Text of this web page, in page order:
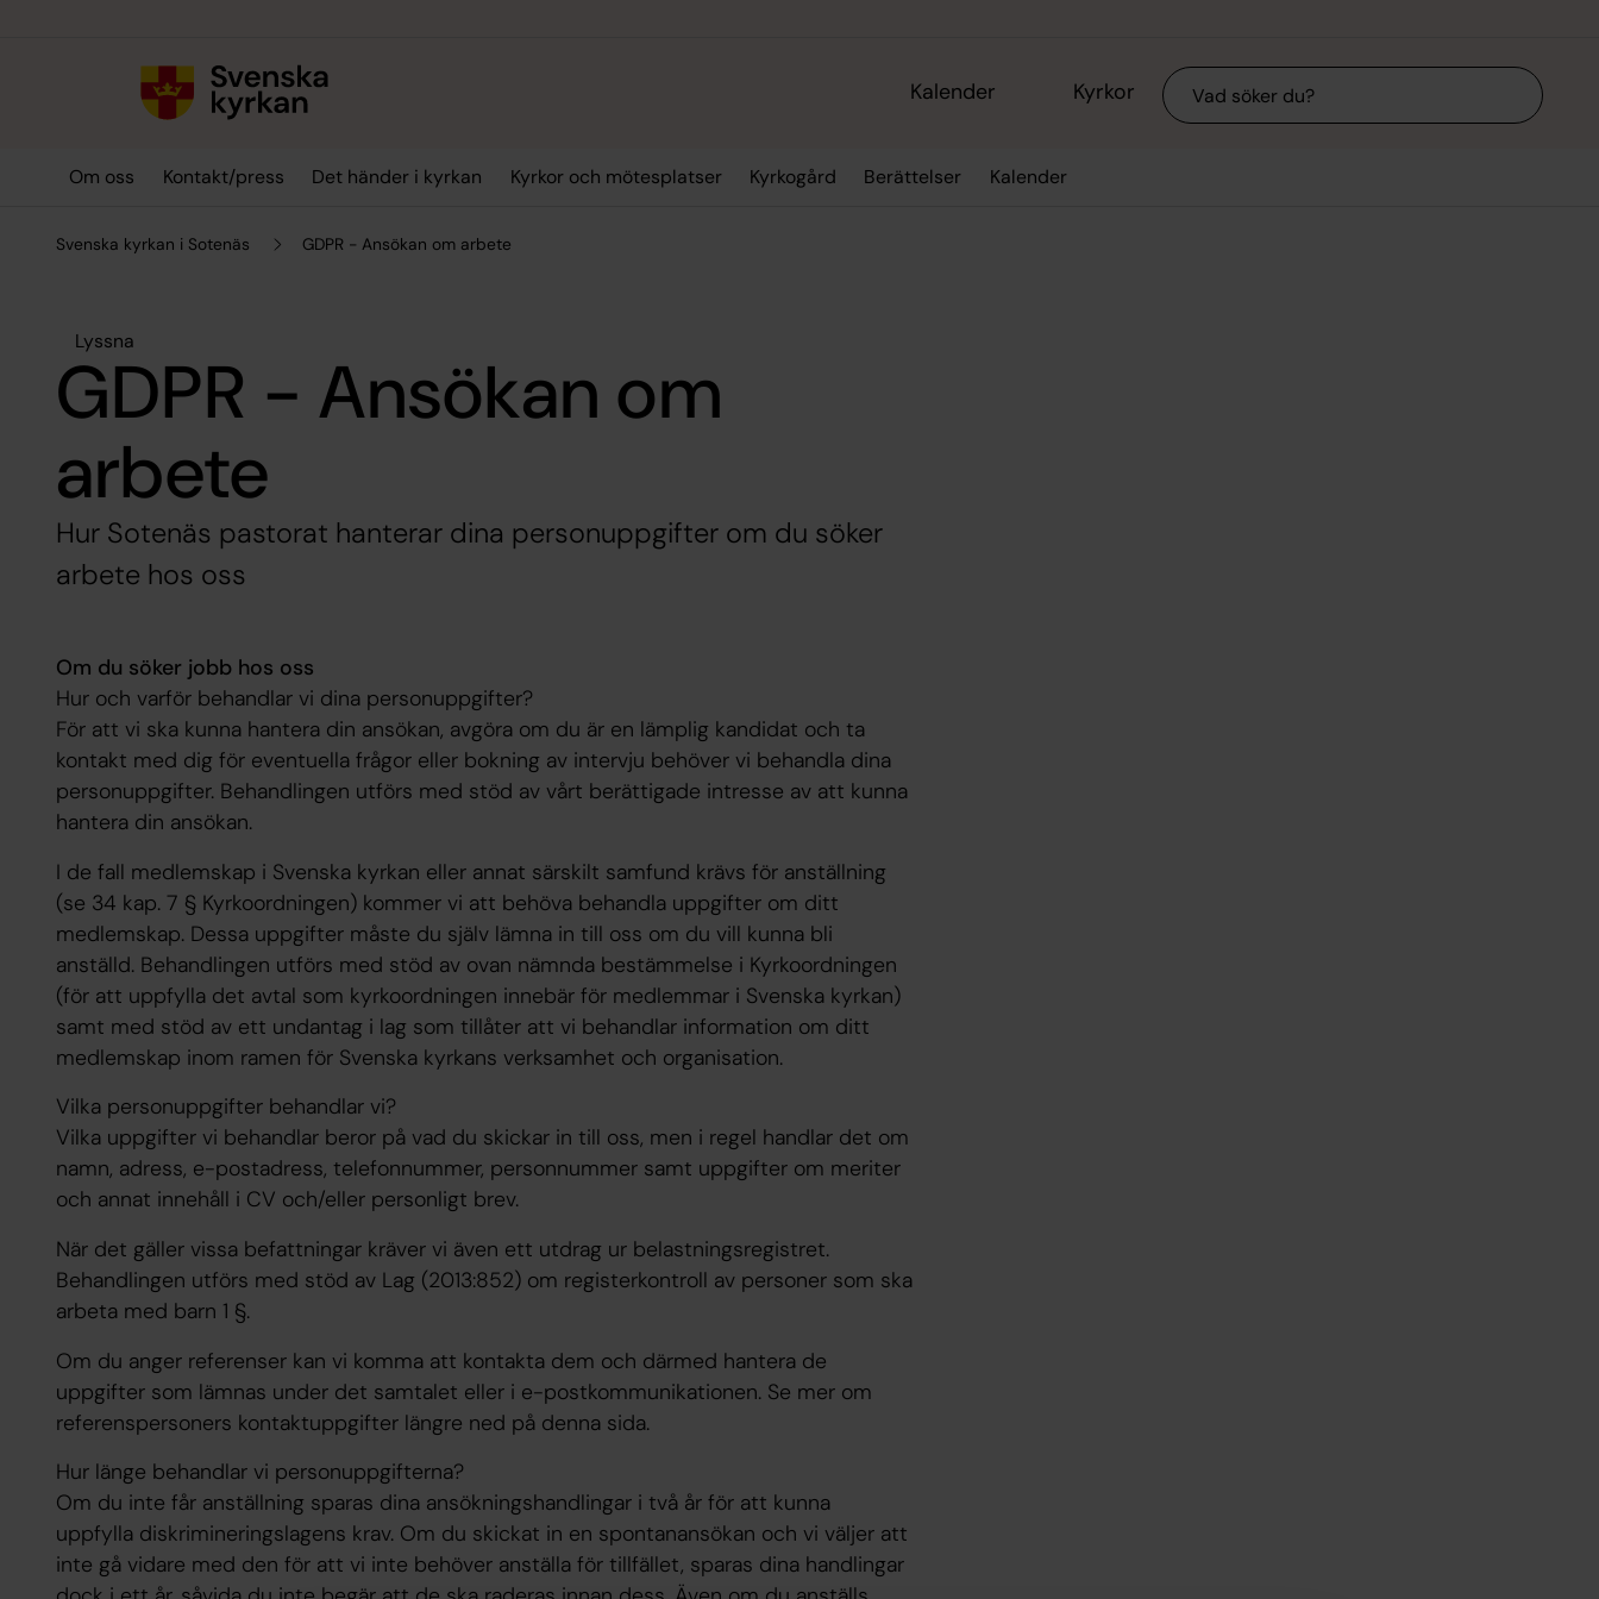
Kalender Kyrkor Sök
Om oss Kontakt/press Det händer i kyrkan Kyrkor och mötesplatser Kyrkogård Berättelser Kalender
Svenska kyrkan i Sotenäs GDPR - Ansökan om arbete
Lyssna
GDPR - Ansökan om
arbete
Hur Sotenäs pastorat hanterar dina personuppgifter om du söker
arbete hos oss
Om du söker jobb hos oss
Hur och varför behandlar vi dina personuppgifter?
För att vi ska kunna hantera din ansökan, avgöra om du är en lämplig kandidat och ta
kontakt med dig för eventuella frågor eller bokning av intervju behöver vi behandla dina
personuppgifter. Behandlingen utförs med stöd av vårt berättigade intresse av att kunna
hantera din ansökan.
I de fall medlemskap i Svenska kyrkan eller annat särskilt samfund krävs för anställning
(se 34 kap. 7 § Kyrkoordningen) kommer vi att behöva behandla uppgifter om ditt
medlemskap. Dessa uppgifter måste du själv lämna in till oss om du vill kunna bli
anställd. Behandlingen utförs med stöd av ovan nämnda bestämmelse i Kyrkoordningen
(för att uppfylla det avtal som kyrkoordningen innebär för medlemmar i Svenska kyrkan)
samt med stöd av ett undantag i lag som tillåter att vi behandlar information om ditt
medlemskap inom ramen för Svenska kyrkans verksamhet och organisation.
Vilka personuppgifter behandlar vi?
Vilka uppgifter vi behandlar beror på vad du skickar in till oss, men i regel handlar det om
namn, adress, e-postadress, telefonnummer, personnummer samt uppgifter om meriter
och annat innehåll i CV och/eller personligt brev.
När det gäller vissa befattningar kräver vi även ett utdrag ur belastningsregistret.
Behandlingen utförs med stöd av Lag (2013:852) om registerkontroll av personer som ska
arbeta med barn 1 §.
Om du anger referenser kan vi komma att kontakta dem och därmed hantera de
uppgifter som lämnas under det samtalet eller i e-postkommunikationen. Se mer om
referenspersoners kontaktuppgifter längre ned på denna sida.
Hur länge behandlar vi personuppgifterna?
Om du inte får anställning sparas dina ansökningshandlingar i två år för att kunna
uppfylla diskrimineringslagens krav. Om du skickat in en spontanansökan och vi väljer att
inte gå vidare med den för att vi inte behöver anställa för tillfället, sparas dina handlingar